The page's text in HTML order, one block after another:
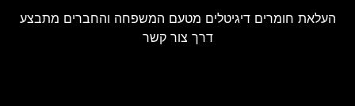
העלאת חומרים דיגיטלים מטעם המשפחה והחברים מתבצע
דרך צור קשר